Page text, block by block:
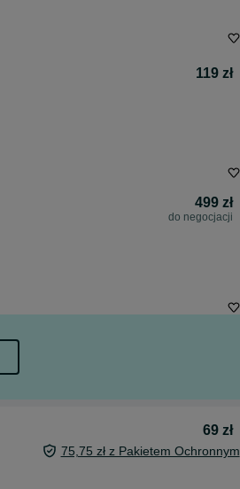
119 zł
499 zł
do negocjacji
69 zł
75,75 zł z Pakietem Ochronnym